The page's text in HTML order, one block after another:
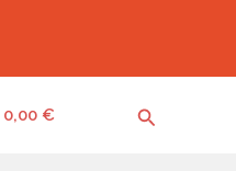
0,00 € Search